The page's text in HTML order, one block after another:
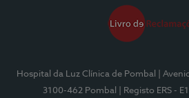
Hospital da Luz Clínica de Pombal
|
3100-462 Pombal
| Registo ERS -